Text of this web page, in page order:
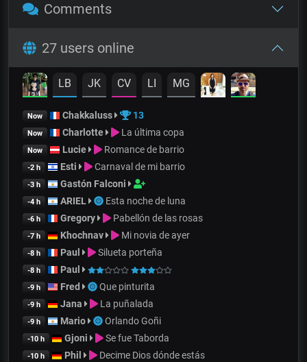
Comments
27 users online
LB JK CV LI MG
Now Chakkaluss 13
Now Charlotte La última copa
Now Lucie Romance de barrio
-2 h Esti Carnaval de mi barrio
-3 h Gastón Falconi
-4 h ARIEL Esta noche de luna
-6 h Gregory Pabellón de las rosas
-7 h Khochnav Mi novia de ayer
-8 h Paul Silueta porteña
-8 h Paul
-9 h Fred Que pinturita
-9 h Jana La puñalada
-9 h Mario Orlando Goñi
-10 h Gjoni Se fue Taborda
-10 h Phil Decime Dios dónde estás